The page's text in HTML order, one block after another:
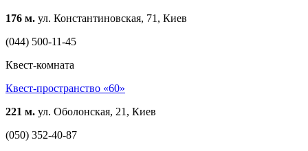
176 м. ул. Константиновская, 71, Киев
(044) 500-11-45
Квест-комната
Квест-пространство «60»
221 м. ул. Оболонская, 21, Киев
(050) 352-40-87